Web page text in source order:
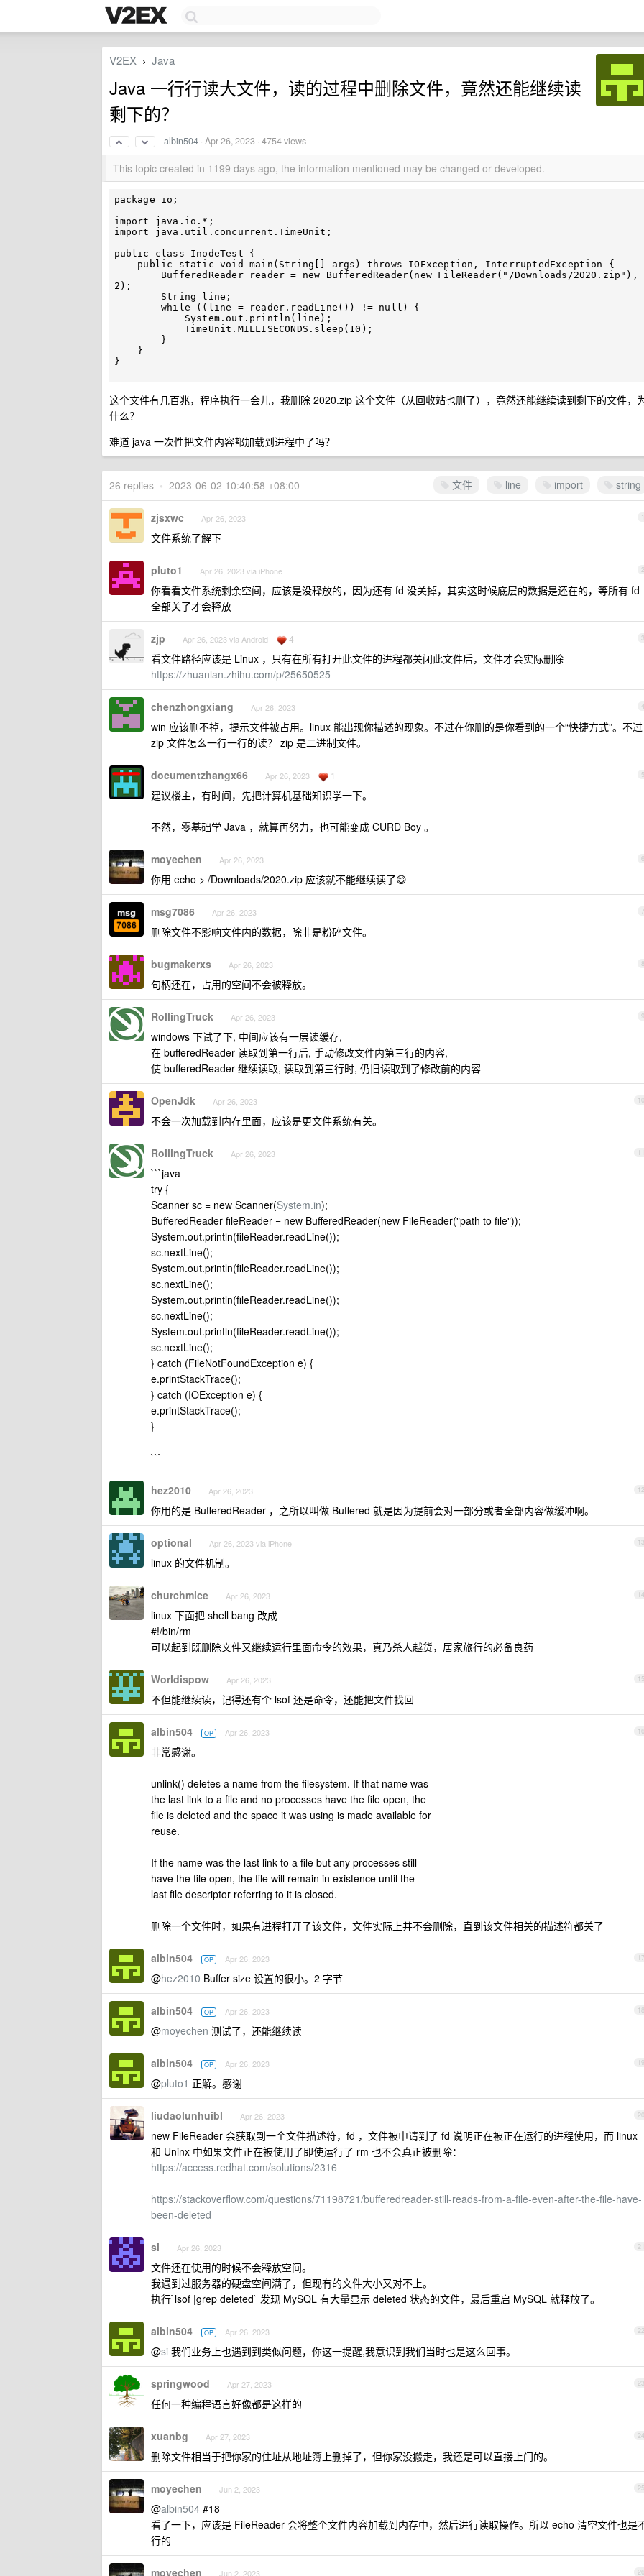
V2EX › Java
Java 一行行读大文件，读的过程中删除文件，竟然还能继续读
剩下的？
albin504 ·Apr 26, 2023 · 4754 views
This topic created in 1199 days ago, the information mentioned may be changed or developed.
package io;
import java.io.*;
import java.util.concurrent.TimeUnit;
public class InodeTest {
2);
        while ((line = reader.readLine()) != null) {
}
这个文件有几百兆，程序执行一会儿，我删除 2020.zip 这个文件（从回收站也删了），竟然还能继续读到剩下的文件，
什么？
难道 java 一次性把文件内容都加载到进程中了吗？
文件 line import string
26 replies • 2023-06-02 10:40:58 +08:00
1
zjsxwc Apr 26, 2023
文件系统了解下
2
pluto1 Apr 26, 2023 via iPhone
你看看文件系统剩余空间，应该是没释放的，因为还有 fd 没关掉，其实这时候底层的数据是还在的，等所有 fd
全部关了才会释放
3
zjp Apr 26, 2023 via Android 4
看文件路径应该是 Linux ，只有在所有打开此文件的进程都关闭此文件后，文件才会实际删除
https://zhuanlan.zhihu.com/p/25650525
4
chenzhongxiang Apr 26, 2023
win 应该删不掉，提示文件被占用。linux 能出现你描述的现象。不过在你删的是你看到的一个“快捷方式”。不过
zip 文件怎么一行一行的读？ zip 是二进制文件。
5
documentzhangx66 Apr 26, 2023 1
建议楼主，有时间，先把计算机基础知识学一下。
不然，零基础学 Java ，就算再努力，也可能变成 CURD Boy 。
6
moyechen Apr 26, 2023
你用 echo > /Downloads/2020.zip 应该就不能继续读了😄
7
msg7086 Apr 26, 2023
删除文件不影响文件内的数据，除非是粉碎文件。
8
bugmakerxs Apr 26, 2023
句柄还在，占用的空间不会被释放。
9
RollingTruck Apr 26, 2023
windows 下试了下, 中间应该有一层读缓存,
在 bufferedReader 读取到第一行后, 手动修改文件内第三行的内容,
使 bufferedReader 继续读取, 读取到第三行时, 仍旧读取到了修改前的内容
10
OpenJdk Apr 26, 2023
不会一次加载到内存里面，应该是更文件系统有关。
11
RollingTruck Apr 26, 2023
```java
try {
Scanner sc = new Scanner(System.in);
BufferedReader fileReader = new BufferedReader(new FileReader("path to file"));
System.out.println(fileReader.readLine());
sc.nextLine();
System.out.println(fileReader.readLine());
sc.nextLine();
System.out.println(fileReader.readLine());
sc.nextLine();
System.out.println(fileReader.readLine());
sc.nextLine();
} catch (FileNotFoundException e) {
e.printStackTrace();
} catch (IOException e) {
e.printStackTrace();
}
```
12
hez2010 Apr 26, 2023
你用的是 BufferedReader ，之所以叫做 Buffered 就是因为提前会对一部分或者全部内容做缓冲啊。
13
optional Apr 26, 2023 via iPhone
linux 的文件机制。
14
churchmice Apr 26, 2023
linux 下面把 shell bang 改成
#!/bin/rm
可以起到既删除文件又继续运行里面命令的效果，真乃杀人越货，居家旅行的必备良药
15
Worldispow Apr 26, 2023
不但能继续读，记得还有个 lsof 还是命令，还能把文件找回
16
albin504 OP Apr 26, 2023
非常感谢。
unlink() deletes a name from the filesystem. If that name was
the last link to a file and no processes have the file open, the
file is deleted and the space it was using is made available for
reuse.
If the name was the last link to a file but any processes still
have the file open, the file will remain in existence until the
last file descriptor referring to it is closed.
删除一个文件时，如果有进程打开了该文件，文件实际上并不会删除，直到该文件相关的描述符都关了
17
albin504 OP Apr 26, 2023
@hez2010 Buffer size 设置的很小。2 字节
18
albin504 OP Apr 26, 2023
@moyechen 测试了，还能继续读
19
albin504 OP Apr 26, 2023
@pluto1 正解。感谢
20
liudaolunhuibl Apr 26, 2023
new FileReader 会获取到一个文件描述符，fd ，文件被申请到了 fd 说明正在被正在运行的进程使用，而 linux
和 Uninx 中如果文件正在被使用了即使运行了 rm 也不会真正被删除：
https://access.redhat.com/solutions/2316
https://stackoverflow.com/questions/71198721/bufferedreader-still-reads-from-a-file-even-after-the-file-have-
been-deleted
21
si Apr 26, 2023
文件还在使用的时候不会释放空间。
我遇到过服务器的硬盘空间满了，但现有的文件大小又对不上。
执行`lsof |grep deleted` 发现 MySQL 有大量显示 deleted 状态的文件，最后重启 MySQL 就释放了。
22
albin504 OP Apr 26, 2023
@si 我们业务上也遇到到类似问题，你这一提醒,我意识到我们当时也是这么回事。
23
springwood Apr 27, 2023
任何一种编程语言好像都是这样的
24
xuanbg Apr 27, 2023
删除文件相当于把你家的住址从地址簿上删掉了，但你家没搬走，我还是可以直接上门的。
25
moyechen Jun 2, 2023
@albin504 #18
看了一下，应该是 FileReader 会将整个文件内容加载到内存中，然后进行读取操作。所以 echo 清空文件也是
行的
26
moyechen Jun 2, 2023